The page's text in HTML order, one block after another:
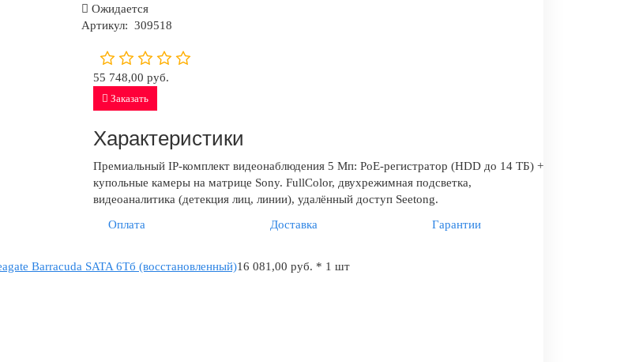
Ожидается
Артикул: 309518
55 748,00 руб.
Заказать
Характеристики
Премиальный IP-комплект видеонаблюдения 5 Мп: PoE-регистратор (HDD до 14 ТБ) +
купольные камеры на матрице Sony. FullColor, двухрежимная подсветка,
видеоаналитика (детекция лиц, линии), удалённый доступ Seetong.
Оплата
Доставка
Гарантии
Barracuda SATA 6Tб (восстановленный)16 081,00 руб. * 1 шт